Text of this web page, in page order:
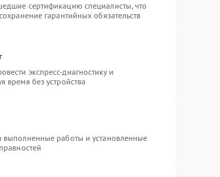
сертификацию специалисты, что
гарантийных обязательств
экспресс-диагностику и
время без устройства
выполненные работы и установленные